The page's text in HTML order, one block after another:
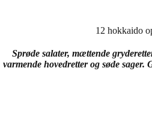
12 hokkaido
Sprøde salater, mættende
varmende hovedretter og søde